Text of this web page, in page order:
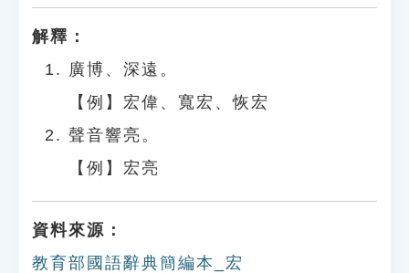
解釋：
廣博、深遠。
【例】宏偉、寬宏、恢宏
聲音響亮。
【例】宏亮
資料來源：
教育部國語辭典簡編本_宏